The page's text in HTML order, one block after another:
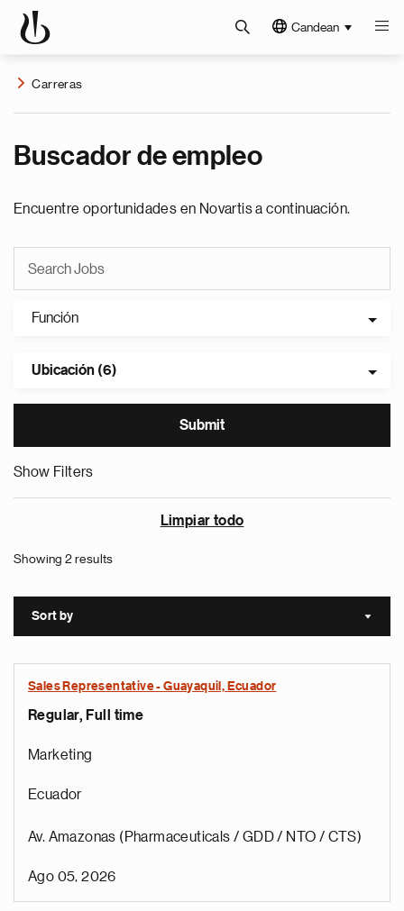
Candean
Carreras
Buscador de empleo
Encuentre oportunidades en Novartis a continuación.
Función
Ubicación (6)
Show Filters
Limpiar todo
Showing 2 results
Sort by Sort
Sales Representative - Guayaquil, Ecuador
Regular, Full time
Marketing
Ecuador
Av. Amazonas (Pharmaceuticals / GDD / NTO / CTS)
Ago 05, 2026